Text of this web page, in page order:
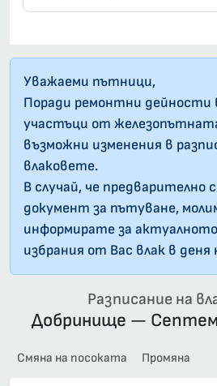
Уважаеми пътници,
Поради ремонтни дейности
участъци от
възможни изменения в
влаковете.
В случай, че предварително
документ за пътуване,
информирате за
избрания от Вас влак в
Разписание на
Добринище —
Смяна на посоката Промяна